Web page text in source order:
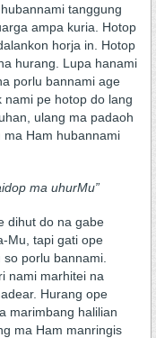
tanggung
ampa kuria. Hotop
horja in. Hotop
hurang. Lupa hanami
porlu bannami age
nami pe hotop do lang
ulang ma padaoh
Ham hubannami
ma uhurMu”
do na gabe
Mu, tapi gati ope
porlu bannami.
nami marhitei na
Hurang ope
marimbang halilian
ma Ham manringis